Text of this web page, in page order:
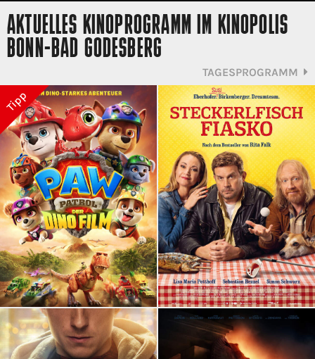
AKTUELLES KINOPROGRAMM IM KINOPOLIS
BONN-BAD GODESBERG
TAGESPROGRAMM
Tipp